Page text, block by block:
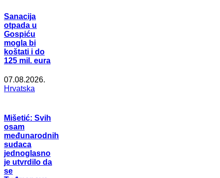
Sanacija
otpada u
Gospiću
mogla bi
koštati i do
125 mil. eura
07.08.2026.
Hrvatska
Mišetić: Svih
osam
međunarodnih
sudaca
jednoglasno
je utvrdilo da
se